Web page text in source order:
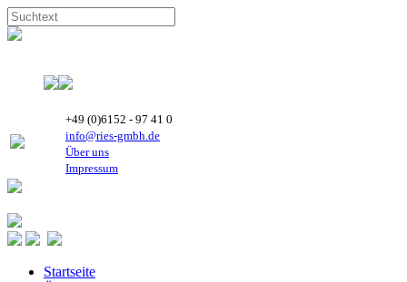
+49 (0)6152 - 97 41 0
info@ries-gmbh.de
Über uns
Impressum
Startseite